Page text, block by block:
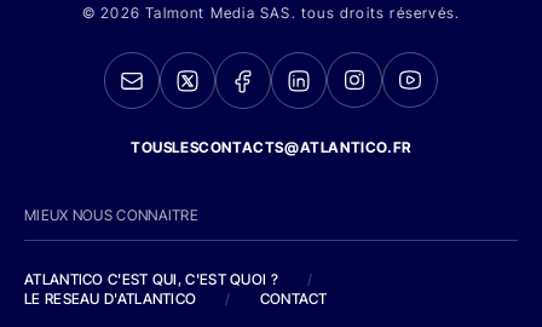
© 2026 Talmont Media SAS. tous droits réservés.
TOUSLESCONTACTS@ATLANTICO.FR
MIEUX NOUS CONNAITRE
ATLANTICO C'EST QUI, C'EST QUOI ?
/
LE RESEAU D'ATLANTICO
/ CONTACT